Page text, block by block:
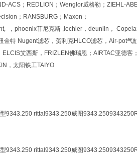
ACS；REDLION；Wenglor威格勒；ZIEHL-
；RANSBURG；Maxon；
，phoenix菲尼克斯 ,lechler，deunlin，
特 Nugent滤芯，贺利克HLCO滤芯，Air-pot气
艾西斯，FRIZLEN佛瑞恩；AIRTAC亚德客
，太阳铁工TAIYO
9343.250 rittal9343.250威图
9343.250 rittal9343.250威图